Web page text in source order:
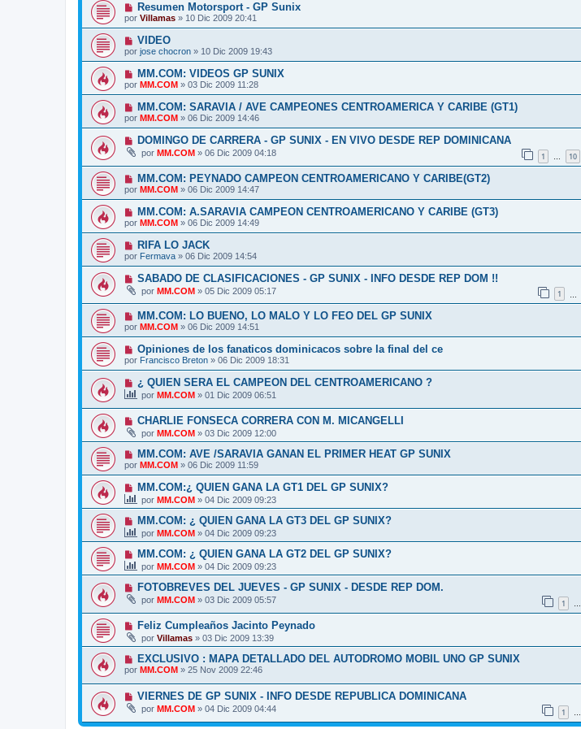
Resumen Motorsport - GP Sunix
por Villamas » 10 Dic 2009 20:41
VIDEO
por jose chocron » 10 Dic 2009 19:43
MM.COM: VIDEOS GP SUNIX
por MM.COM » 03 Dic 2009 11:28
MM.COM: SARAVIA / AVE CAMPEONES CENTROAMERICA Y CARIBE (GT1)
por MM.COM » 06 Dic 2009 14:46
DOMINGO DE CARRERA - GP SUNIX - EN VIVO DESDE REP DOMINICANA
por MM.COM » 06 Dic 2009 04:18 1 … 10
MM.COM: PEYNADO CAMPEON CENTROAMERICANO Y CARIBE(GT2)
por MM.COM » 06 Dic 2009 14:47
MM.COM: A.SARAVIA CAMPEON CENTROAMERICANO Y CARIBE (GT3)
por MM.COM » 06 Dic 2009 14:49
RIFA LO JACK
por Fermava » 06 Dic 2009 14:54
SABADO DE CLASIFICACIONES - GP SUNIX - INFO DESDE REP DOM !!
por MM.COM » 05 Dic 2009 05:17 1
MM.COM: LO BUENO, LO MALO Y LO FEO DEL GP SUNIX
por MM.COM » 06 Dic 2009 14:51
Opiniones de los fanaticos dominicacos sobre la final del ce
por Francisco Breton » 06 Dic 2009 18:31
¿ QUIEN SERA EL CAMPEON DEL CENTROAMERICANO ?
por MM.COM » 01 Dic 2009 06:51
CHARLIE FONSECA CORRERA CON M. MICANGELLI
por MM.COM » 03 Dic 2009 12:00
MM.COM: AVE /SARAVIA GANAN EL PRIMER HEAT GP SUNIX
por MM.COM » 06 Dic 2009 11:59
MM.COM:¿ QUIEN GANA LA GT1 DEL GP SUNIX?
por MM.COM » 04 Dic 2009 09:23
MM.COM: ¿ QUIEN GANA LA GT3 DEL GP SUNIX?
por MM.COM » 04 Dic 2009 09:23
MM.COM: ¿ QUIEN GANA LA GT2 DEL GP SUNIX?
por MM.COM » 04 Dic 2009 09:23
FOTOBREVES DEL JUEVES - GP SUNIX - DESDE REP DOM.
por MM.COM » 03 Dic 2009 05:57 1 …
Feliz Cumpleaños Jacinto Peynado
por Villamas » 03 Dic 2009 13:39
EXCLUSIVO : MAPA DETALLADO DEL AUTODROMO MOBIL UNO GP SUNIX
por MM.COM » 25 Nov 2009 22:46
VIERNES DE GP SUNIX - INFO DESDE REPUBLICA DOMINICANA
por MM.COM » 04 Dic 2009 04:44 1 …